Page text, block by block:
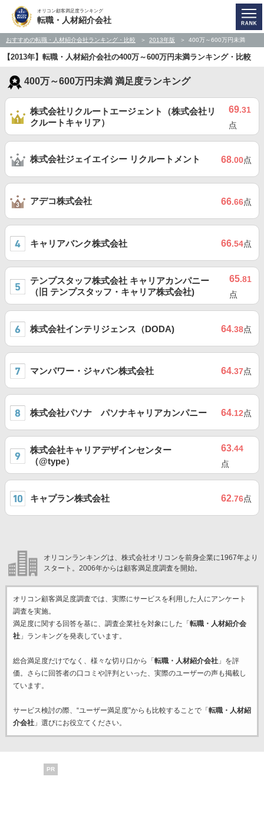
オリコン顧客満足度ランキング
転職・人材紹介会社
おすすめの転職・人材紹介会社ランキング・比較 2013年版 400万～600万円未満
【2013年】転職・人材紹介会社の400万～600万円未満ランキング・比較
400万～600万円未満 満足度ランキング
株式会社リクルートエージェント（株式会社リ
クルートキャリア）
69.31
点
株式会社ジェイエイシー リクルートメント 68.00点
アデコ株式会社 66.66点
キャリアバンク株式会社 66.54点
テンプスタッフ株式会社 キャリアカンパニー
（旧 テンプスタッフ・キャリア株式会社)
65.81
点
株式会社インテリジェンス（DODA) 64.38点
マンパワー・ジャパン株式会社 64.37点
株式会社パソナ パソナキャリアカンパニー 64.12点
株式会社キャリアデザインセンター
（@type）
63.44
点
キャプラン株式会社 62.76点
オリコンランキングは、株式会社オリコンを前身企業に1967年より
スタート。2006年からは顧客満足度調査を開始。
オリコン顧客満足度調査では、実際にサービスを利用した 人にアンケート
調査を実施。
満足度に関する回答を基に、調査企業社を対象にした「 転職・人材紹介会
社」ランキングを発表しています。
総合満足度だけでなく、様々な切り口から「 転職・人材紹介会社」を評
価。さらに回答者の口コミや評判といった、実際のユーザーの声も掲載し
ています。
サービス検討の際、“ユーザー満足度”からも比較することで「 転職・人材紹
介会社」選びにお役立てください。
PR